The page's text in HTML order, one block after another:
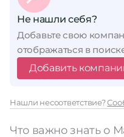
Не нашли себя?
Добавьте свою
отображаться в
Добавить
Нашли несоответствие?
Что важно знать о